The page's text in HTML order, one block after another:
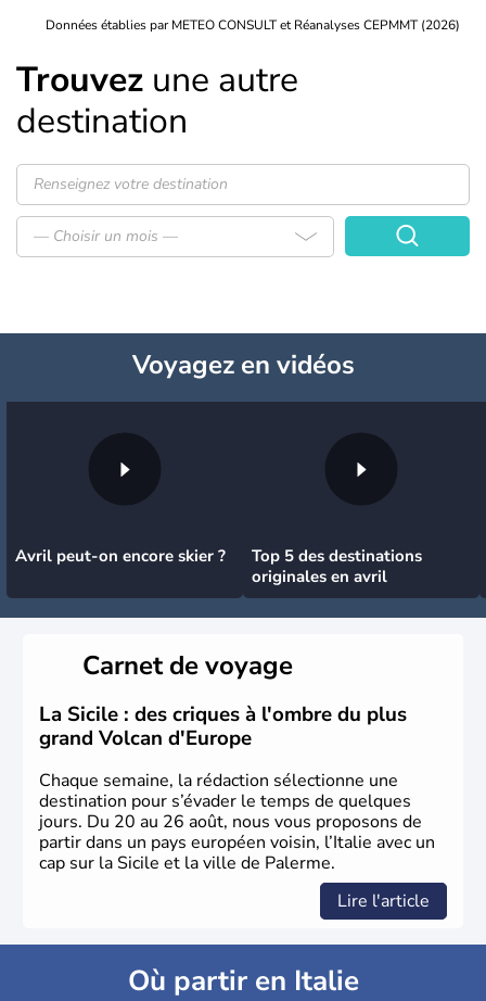
Données établies par METEO CONSULT et Réanalyses CEPMMT (2026)
Trouvez une autre
destination
— Choisir un mois —
Voyagezen vidéos
Avril peut-on encore skier ?
Top 5 des destinations
originales en avril
Carnet de voyage
La Sicile : des criques à l'ombre du plus
grand Volcan d'Europe
Chaque semaine, la rédaction sélectionne une
destination pour s’évader le temps de quelques
jours. Du 20 au 26 août, nous vous proposons de
partir dans un pays européen voisin, l’Italie avec un
cap sur la Sicile et la ville de Palerme.
Lire l'article
Où partir en Italie